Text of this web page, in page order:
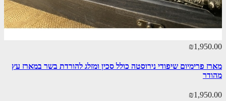
₪1,950.00
מארז פרימיום שיפודי נירוסטה כולל סכין ומזלג להורדת בשר במארז עץ
מהודר
₪1,950.00